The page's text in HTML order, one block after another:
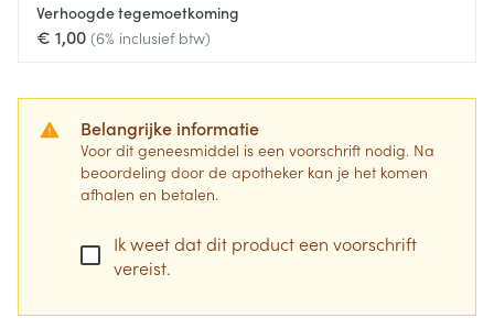
Verhoogde tegemoetkoming
€ 1,00 (6% inclusief btw)
Belangrijke informatie
Voor dit geneesmiddel is een voorschrift nodig. Na
beoordeling door de apotheker kan je het komen
afhalen en betalen.
Ik weet dat dit product een voorschrift
vereist.